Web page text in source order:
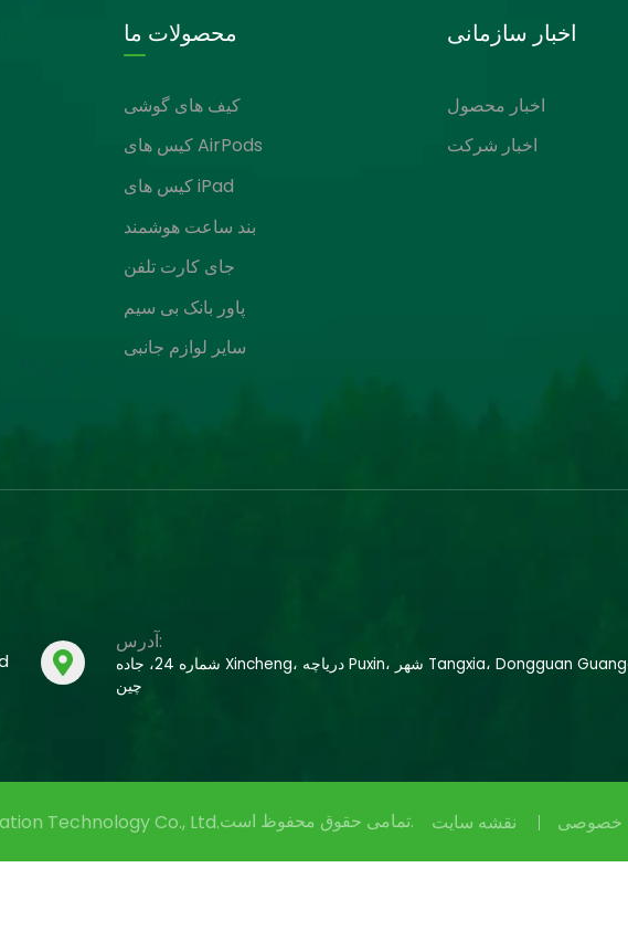
محصولات ما
کیف های گوشی
کیس های AirPods
کیس های iPad
بند ساعت هوشمند
جای کارت تلفن
پاور بانک بی سیم
سایر لوازم جانبی
اخبار سازمانی
اخبار محصول
اخبار شرکت
آدرس:
شماره 24، جاده Xincheng، دریاچه Puxin، شهر Tangxia، Dongguan Guangdong،
چین
Technology Co., Ltd. تمامی حقوق محفوظ است. نقشه سایت خصوصی